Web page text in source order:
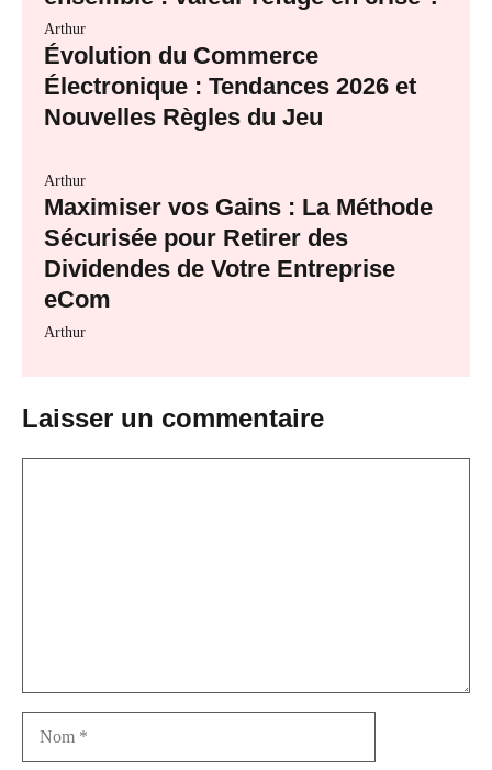
Arthur
Évolution du Commerce
Électronique : Tendances 2026 et
Nouvelles Règles du Jeu
Arthur
Maximiser vos Gains : La Méthode
Sécurisée pour Retirer des
Dividendes de Votre Entreprise
eCom
Arthur
Laisser un commentaire